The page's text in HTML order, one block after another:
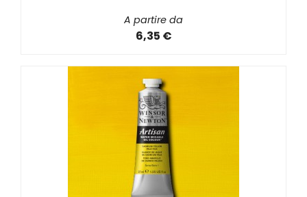
A partire da
6,35 €